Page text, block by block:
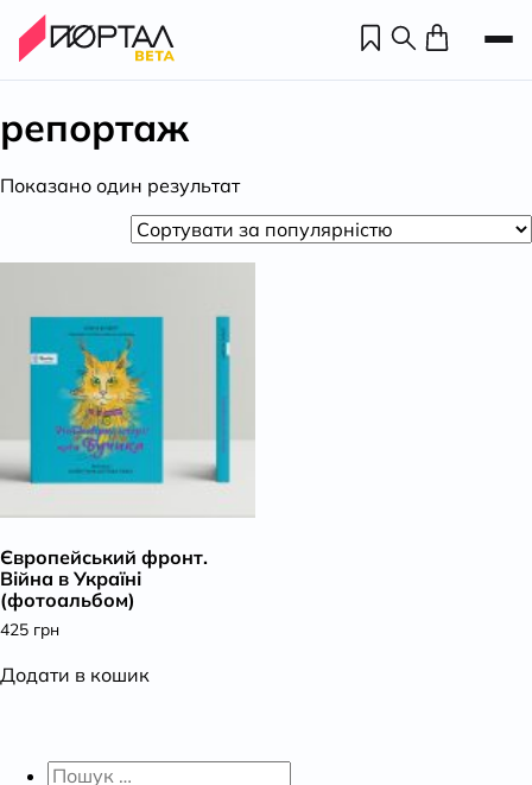
репортаж
Показано один результат
Європейський фронт.
Війна в Україні
(фотоальбом)
425 грн
Додати в кошик
Пошук: